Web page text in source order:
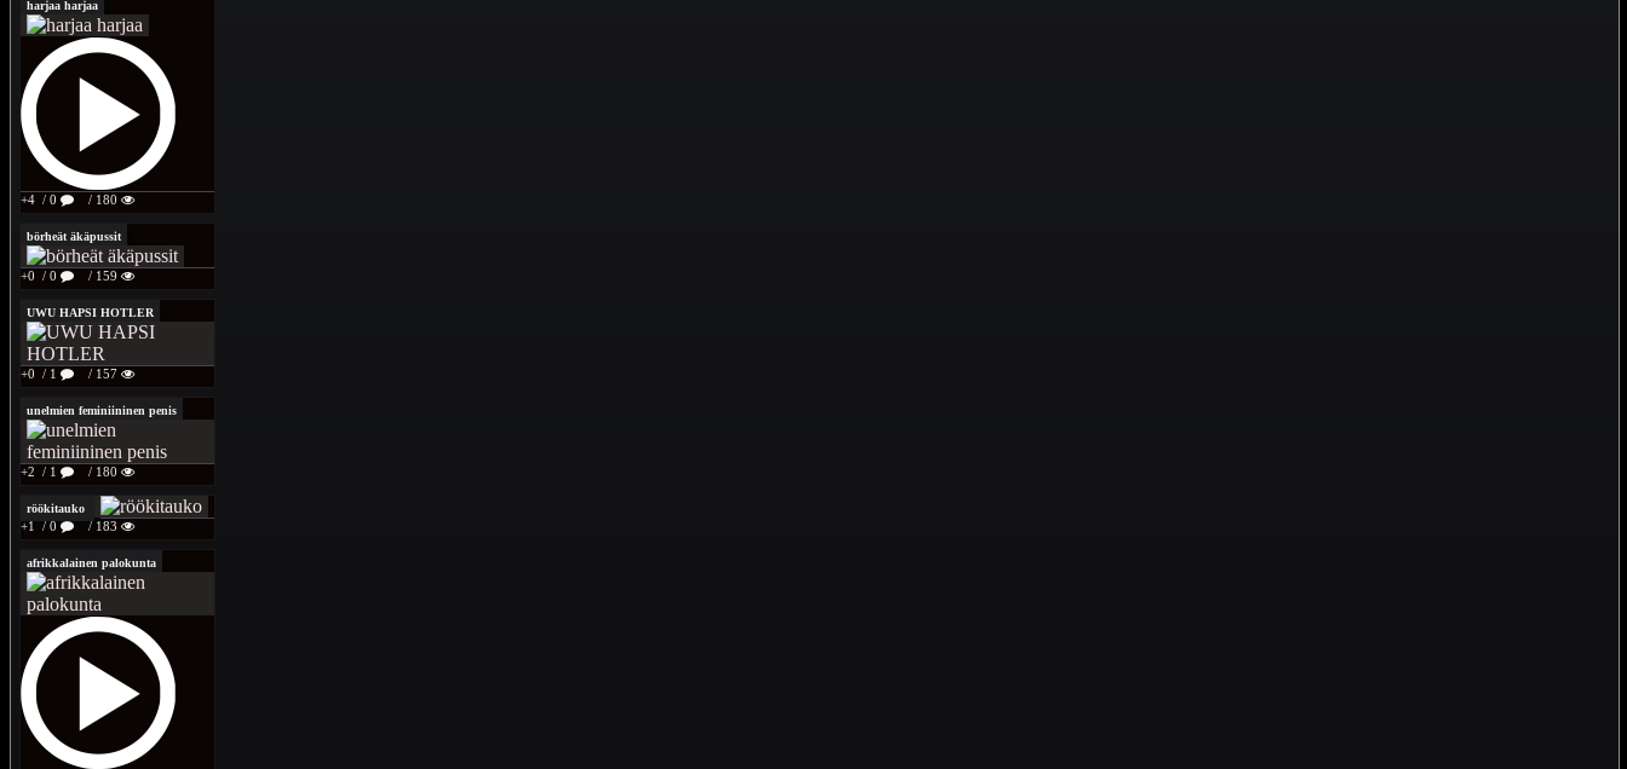
harjaa harjaa
+4 / 0 / 180
börheät äkäpussit
+0 / 0 / 159
UWU HAPSI HOTLER
+0 / 1 / 157
unelmien feminiininen penis
+2 / 1 / 180
röökitauko
+1 / 0 / 183
afrikkalainen palokunta